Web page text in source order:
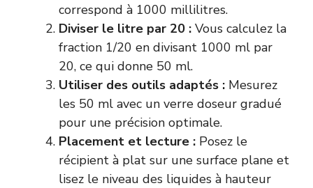
correspond à 1000 millilitres.
Diviser le litre par 20 : Vous calculez la
fraction 1/20 en divisant 1000 ml par
20, ce qui donne 50 ml.
Utiliser des outils adaptés : Mesurez
les 50 ml avec un verre doseur gradué
pour une précision optimale.
Placement et lecture : Posez le
récipient à plat sur une surface plane et
lisez le niveau des liquides à hauteur